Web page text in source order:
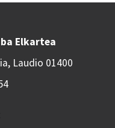
Elkartea
Laudio 01400